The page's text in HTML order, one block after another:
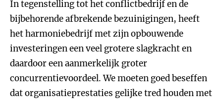
In tegenstelling tot het conflictbedrijf en de
bijbehorende afbrekende bezuinigingen, heeft
het harmoniebedrijf met zijn opbouwende
investeringen een veel grotere slagkracht en
daardoor een aanmerkelijk groter
concurrentievoordeel. We moeten goed beseffen
dat organisatieprestaties gelijke tred houden met